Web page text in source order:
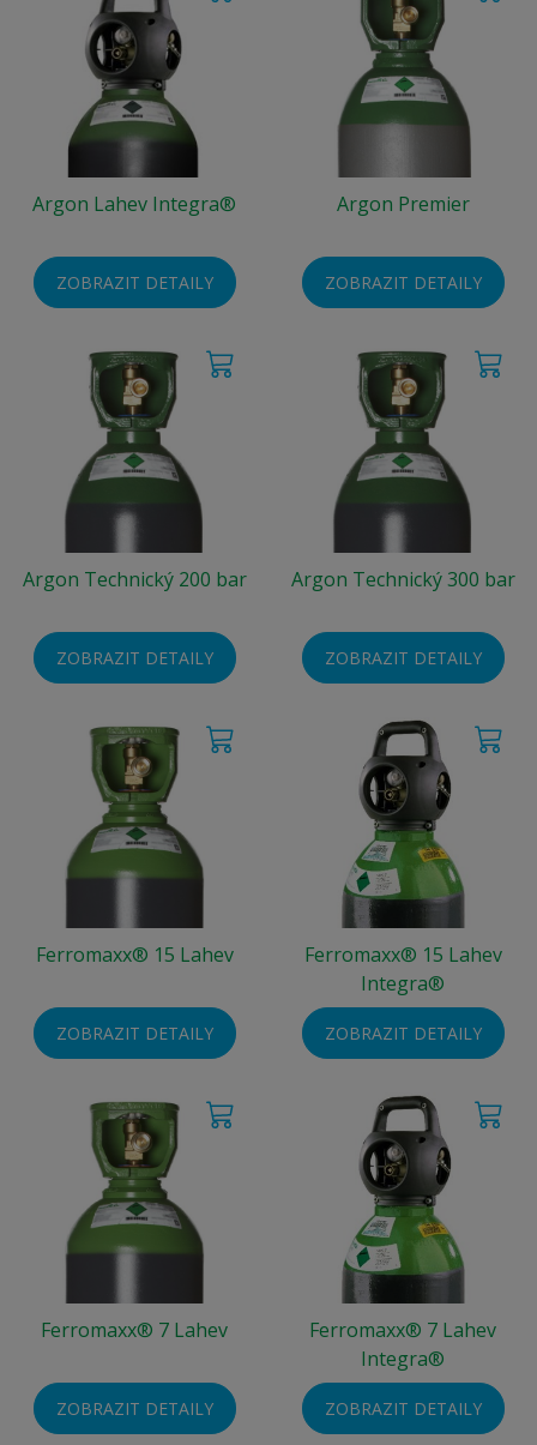
Argon Lahev Integra®
ZOBRAZIT DETAILY
Argon Premier
ZOBRAZIT DETAILY
Argon Technický 200 bar
ZOBRAZIT DETAILY
Argon Technický 300 bar
ZOBRAZIT DETAILY
Ferromaxx® 15 Lahev
ZOBRAZIT DETAILY
Ferromaxx® 15 Lahev
Integra®
ZOBRAZIT DETAILY
Ferromaxx® 7 Lahev
ZOBRAZIT DETAILY
Ferromaxx® 7 Lahev
Integra®
ZOBRAZIT DETAILY